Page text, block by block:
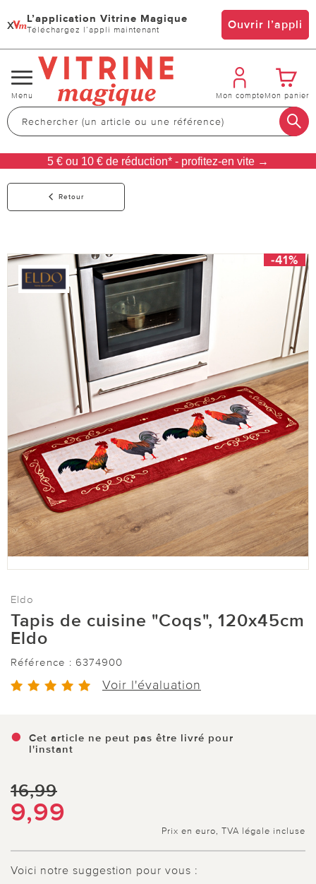
x L’application Vitrine Magique
Téléchargez l’appli maintenant Ouvrir l’appli
Changer
de
navigation
Menu Mon compteMon panier
5 € ou 10 € de réduction* - profitez-en vite →
Retour
-41%
Eldo
Tapis de cuisine "Coqs", 120x45cm
Eldo
Référence : 6374900
Voir l'évaluation
Cet article ne peut pas être livré pour
l'instant
16,99
9,99
Prix en euro, TVA légale incluse
Voici notre suggestion pour vous :